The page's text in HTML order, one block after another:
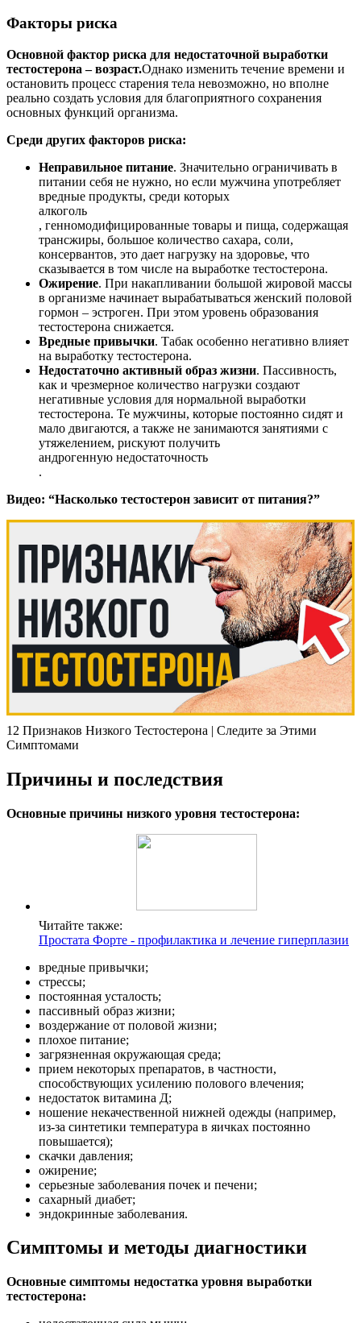
Факторы риска
Основной фактор риска для недостаточной выработки
тестостерона – возраст.Однако изменить течение времени и
остановить процесс старения тела невозможно, но вполне
реально создать условия для благоприятного сохранения
основных функций организма.
Среди других факторов риска:
Неправильное питание. Значительно ограничивать в
питании себя не нужно, но если мужчина употребляет
вредные продукты, среди которых
алкоголь
, генномодифицированные товары и пища, содержащая
трансжиры, большое количество сахара, соли,
консервантов, это дает нагрузку на здоровье, что
сказывается в том числе на выработке тестостерона.
Ожирение. При накапливании большой жировой массы
в организме начинает вырабатываться женский половой
гормон – эстроген. При этом уровень образования
тестостерона снижается.
Вредные привычки. Табак особенно негативно влияет
на выработку тестостерона.
Недостаточно активный образ жизни. Пассивность,
как и чрезмерное количество нагрузки создают
негативные условия для нормальной выработки
тестостерона. Те мужчины, которые постоянно сидят и
мало двигаются, а также не занимаются занятиями с
утяжелением, рискуют получить
андрогенную недостаточность
.
Видео: “Насколько тестостерон зависит от питания?”
12 Признаков Низкого Тестостерона | Следите за Этими
Симптомами
Причины и последствия
Основные причины низкого уровня тестостерона:
Читайте также:
Простата Форте - профилактика и лечение гиперплазии
вредные привычки;
стрессы;
постоянная усталость;
пассивный образ жизни;
воздержание от половой жизни;
плохое питание;
загрязненная окружающая среда;
прием некоторых препаратов, в частности,
способствующих усилению полового влечения;
недостаток витамина Д;
ношение некачественной нижней одежды (например,
из-за синтетики температура в яичках постоянно
повышается);
скачки давления;
ожирение;
серьезные заболевания почек и печени;
сахарный диабет;
эндокринные заболевания.
Симптомы и методы диагностики
Основные симптомы недостатка уровня выработки
тестостерона: